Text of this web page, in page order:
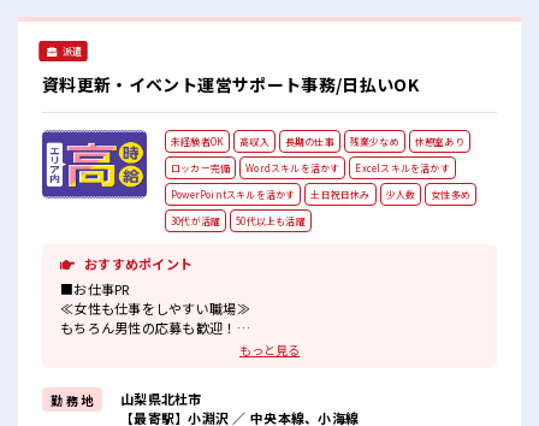
派遣
資料更新・イベント運営サポート事務/日払いOK
未経験者OK 高収入 長期の仕事 残業少なめ
休憩室あり
ロッカー完備
Wordスキルを活かす
Excelスキルを活かす
PowerPointスキルを活かす
土日祝日休み 少人数
女性多め
30代が活躍
50代以上も活躍
おすすめポイント
■お仕事PR
≪女性も仕事をしやすい職場≫
もちろん男性の応募も歓迎！
場合によってはお願いすることもあります♪
≪土日祝休のお仕事≫
もっと見る
勤 務 地
山梨県北杜市
【最寄駅】小淵沢 ／ 中央本線、小海線